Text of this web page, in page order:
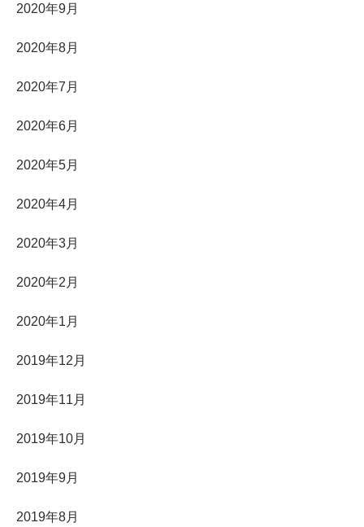
2020年9月
2020年8月
2020年7月
2020年6月
2020年5月
2020年4月
2020年3月
2020年2月
2020年1月
2019年12月
2019年11月
2019年10月
2019年9月
2019年8月